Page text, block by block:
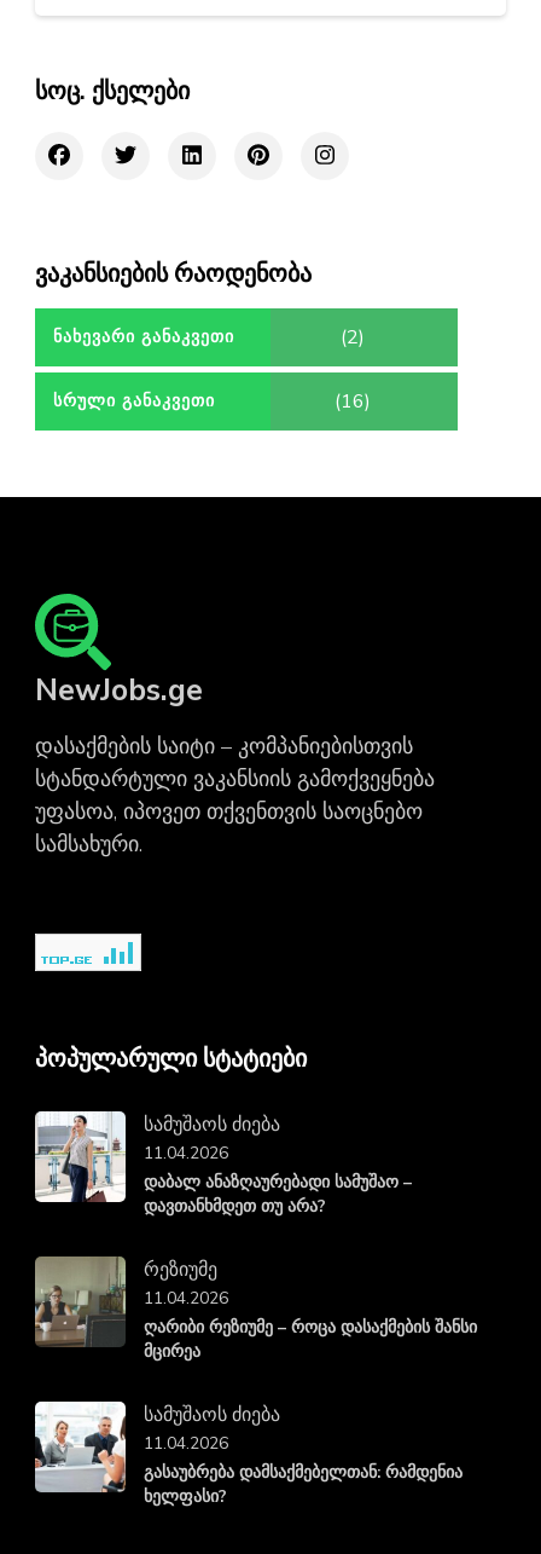
სოც. ქსელები
ვაკანსიების რაოდენობა
ᲜᲐᲮᲔᲕᲐᲠᲘ ᲒᲐᲜᲐᲙᲕᲔᲗᲘ (2)
ᲡᲠᲣᲚᲘ ᲒᲐᲜᲐᲙᲕᲔᲗᲘ (16)
NewJobs.ge
დასაქმების საიტი – კომპანიებისთვის
სტანდარტული ვაკანსიის გამოქვეყნება
უფასოა, იპოვეთ თქვენთვის საოცნებო
სამსახური.
პოპულარული სტატიები
სამუშაოს ძიება
დაბალ ანაზღაურებადი სამუშაო –
დავთანხმდეთ თუ არა?
11.04.2026
რეზიუმე
ღარიბი რეზიუმე – როცა დასაქმების შანსი
მცირეა
11.04.2026
სამუშაოს ძიება
გასაუბრება დამსაქმებელთან: რამდენია
ხელფასი?
11.04.2026